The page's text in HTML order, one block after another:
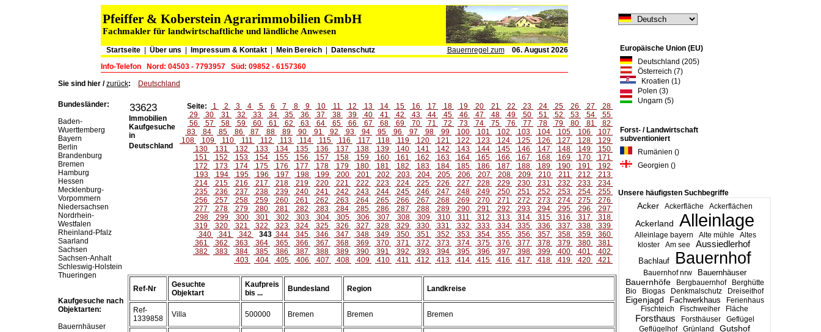
Pfeiffer & Koberstein Agrarimmobilien GmbH
Fachmakler für landwirtschaftliche und ländliche Anwesen
Startseite| Über uns Impressum & Kontakt| Mein Bereich Datenschutz Bauernregel zum
06. August 2026
Info-Telefon
Nord: 04503 - 7793957 Süd: 09852 - 6157360
Europäische Union (EU)
Deutschland (205)
Österreich (7)
Kroatien (1)
Polen (3)
Ungarn (5)
Forst- / Landwirtschaft
subventioniert
Rumänien ()
Georgien ()
Unsere häufigsten Suchbegriffe
Acker Ackerfläche Ackerflächen
Ackerland Alleinlage
Alleinlage bayern Alte mühle
Altes
kloster
Am see Aussiedlerhof
Bachlauf Bauernhof
Bauernhof nrw Bauernhäuser
Bauernhöfe Bergbauernhof
Berghütte
Bio
Biogas Denkmalschutz Dreiseithof
Eigenjagd Fachwerkhaus
Ferienhaus
Fischteich
Fischweiher Fläche
Forsthaus Forsthäuser
Geflügel
Geflügelhof
Grünland
Gutshof
Sie sind hier /zurück: Deutschland
Bundesländer:
Baden-
Wuerttemberg
Bayern
Berlin
Brandenburg
Bremen
Hamburg
Hessen
Mecklenburg-
Vorpommern
Niedersachsen
Nordrhein-
Westfalen
Rheinland-Pfalz
Saarland
Sachsen
Sachsen-Anhalt
Schleswig-Holstein
Thueringen
Kaufgesuche nach
Objektarten:
Bauernhäuser
33623
Immobilien
Kaufgesuche
in
Deutschland
Seite: 1 2 3 4 5 6 7 8 9 10 11 12 13 14 15 16 17 18 19 20 21 22 23 24 25 26 27
28
29
30 31 32 33 34 35 36 37 38 39 40 41 42 43 44 45 46 47 48 49 50 51 52 53 54
55
56
57 58 59 60 61 62 63 64 65 66 67 68 69 70 71 72 73 74 75 76 77 78 79 80 81
82
83
84 85 86 87 88 89 90 91 92 93 94 95 96 97 98 99 100 101 102 103 104 105 106
107
108
109 110 111 112 113 114 115 116 117 118 119 120 121 122 123 124 125 126 127 128
129
130
131 132 133 134 135 136 137 138 139 140 141 142 143 144 145 146 147 148 149
150
151
152 153 154 155 156 157 158 159 160 161 162 163 164 165 166 167 168 169 170
171
172
173 174 175 176 177 178 179 180 181 182 183 184 185 186 187 188 189 190 191
192
193
194 195 196 197 198 199 200 201 202 203 204 205 206 207 208 209 210 211 212
213
214
215 216 217 218 219 220 221 222 223 224 225 226 227 228 229 230 231 232 233
234
235
236 237 238 239 240 241 242 243 244 245 246 247 248 249 250 251 252 253 254
255
256
257 258 259 260 261 262 263 264 265 266 267 268 269 270 271 272 273 274 275
276
277
278 279 280 281 282 283 284 285 286 287 288 289 290 291 292 293 294 295 296
297
298
299 300 301 302 303 304 305 306 307 308 309 310 311 312 313 314 315 316 317
318
319
320 321 322 323 324 325 326 327 328 329 330 331 332 333 334 335 336 337 338
339
340
341 342 343 344 345 346 347 348 349 350 351 352 353 354 355 356 357 358 359
360
361
362 363 364 365 366 367 368 369 370 371 372 373 374 375 376 377 378 379 380
381
382
383 384 385 386 387 388 389 390 391 392 393 394 395 396 397 398 399 400 401
402
403
404 405 406 407 408 409 410 411 412 413 414 415 416 417 418 419 420 421
Ref-Nr
Gesuchte
Objektart
Kaufpreis
bis ...
Bundesland Region Landkreise
Ref-
1339858
Villa 500000 Bremen Bremen Bremen